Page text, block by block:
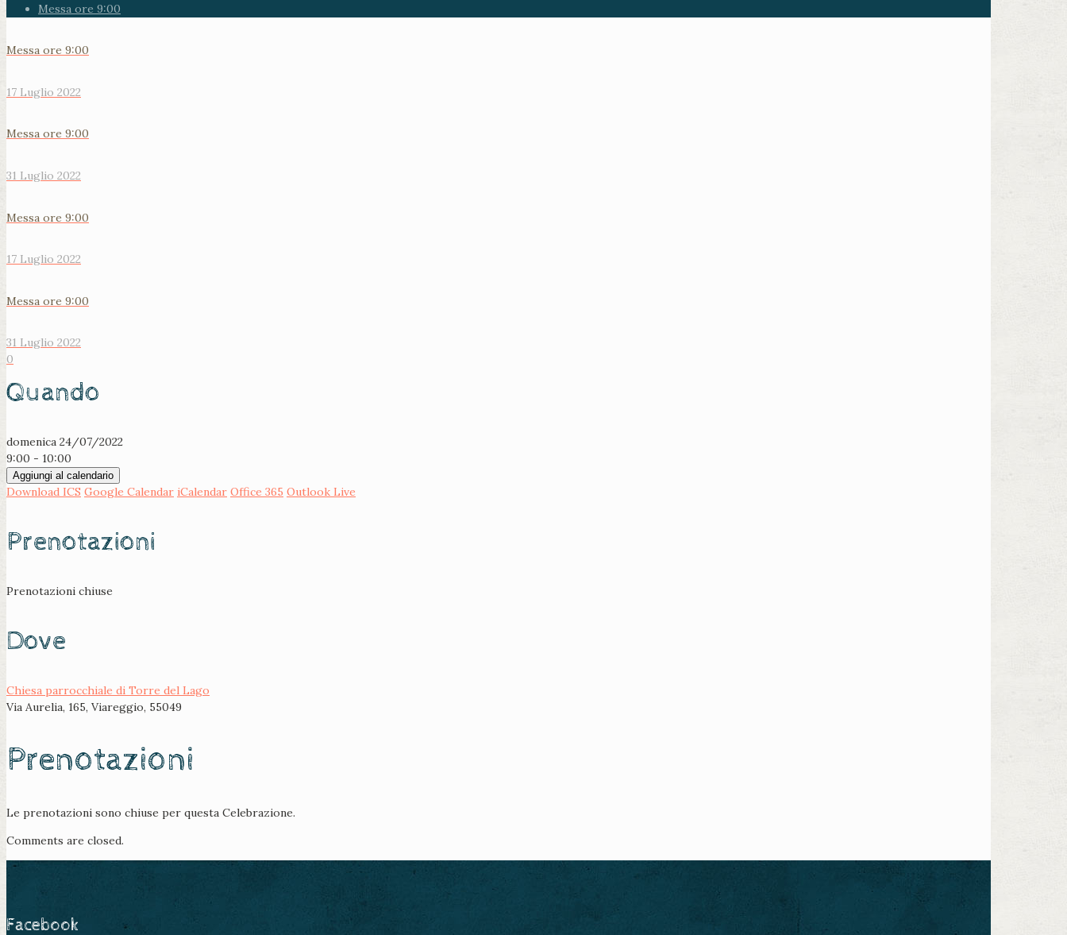
Messa ore 9:00
Messa ore 9:00
17 Luglio 2022
Messa ore 9:00
31 Luglio 2022
Messa ore 9:00
17 Luglio 2022
Messa ore 9:00
31 Luglio 2022
0
Quando
domenica 24/07/2022
9:00 - 10:00
Aggiungi al calendario
Download ICS Google Calendar iCalendar Office 365 Outlook Live
Prenotazioni
Prenotazioni chiuse
Dove
Chiesa parrocchiale di Torre del Lago
Via Aurelia, 165, Viareggio, 55049
Prenotazioni
Le prenotazioni sono chiuse per questa Celebrazione.
Comments are closed.
Facebook